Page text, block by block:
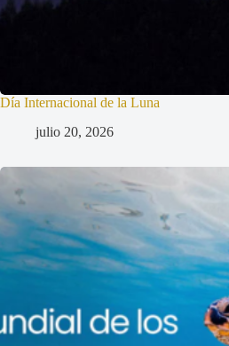
Día Internacional de la Luna
julio 20, 2026